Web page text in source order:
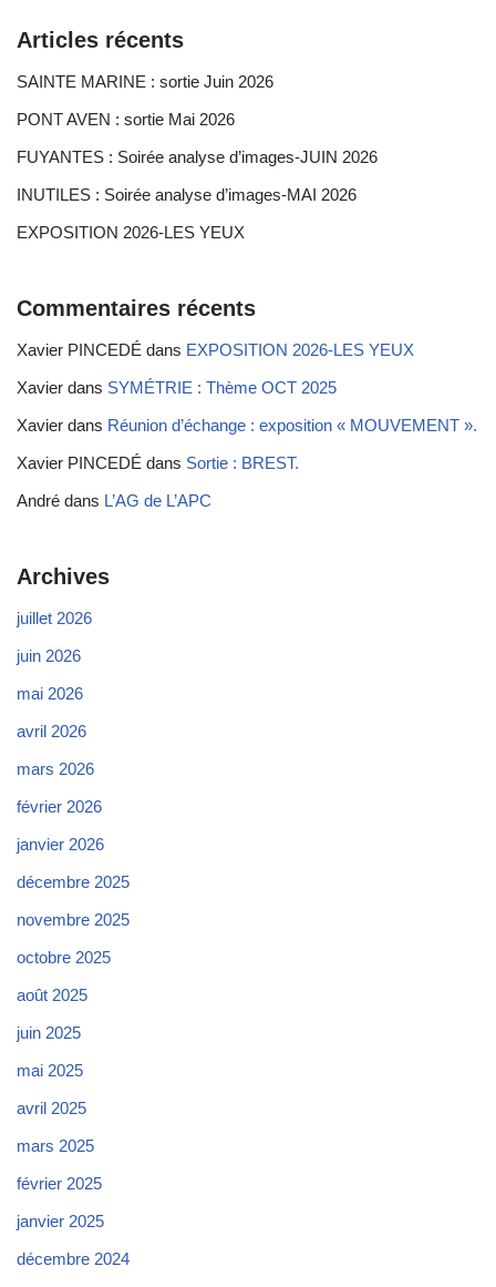
Articles récents
SAINTE MARINE : sortie Juin 2026
PONT AVEN : sortie Mai 2026
FUYANTES : Soirée analyse d’images-JUIN 2026
INUTILES : Soirée analyse d’images-MAI 2026
EXPOSITION 2026-LES YEUX
Commentaires récents
Xavier PINCEDÉ dans EXPOSITION 2026-LES YEUX
Xavier dans SYMÉTRIE : Thème OCT 2025
Xavier dans Réunion d’échange : exposition « MOUVEMENT ».
Xavier PINCEDÉ dans Sortie : BREST.
André dans L’AG de L’APC
Archives
juillet 2026
juin 2026
mai 2026
avril 2026
mars 2026
février 2026
janvier 2026
décembre 2025
novembre 2025
octobre 2025
août 2025
juin 2025
mai 2025
avril 2025
mars 2025
février 2025
janvier 2025
décembre 2024